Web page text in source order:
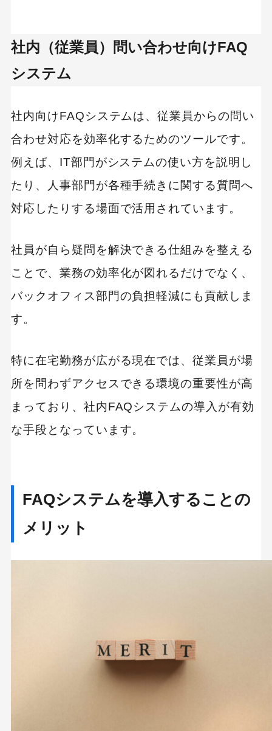
カテゴリーから記事を検索
検索する
人気のキーワード
Webデザイン
プログラミング教育
職種
転職
副業
初心者 iOSアプリ
社内（従業員）問い合わせ向けFAQ
システム
社内向けFAQシステムは、従業員からの問い
合わせ対応を効率化するためのツールです。
例えば、IT部門がシステムの使い方を説明し
たり、人事部門が各種手続きに関する質問へ
対応したりする場面で活用されています。
社員が自ら疑問を解決できる仕組みを整える
ことで、業務の効率化が図れるだけでなく、
バックオフィス部門の負担軽減にも貢献しま
す。
特に在宅勤務が広がる現在では、従業員が場
所を問わずアクセスできる環境の重要性が高
まっており、社内FAQシステムの導入が有効
な手段となっています。
FAQシステムを導入することの
メリット